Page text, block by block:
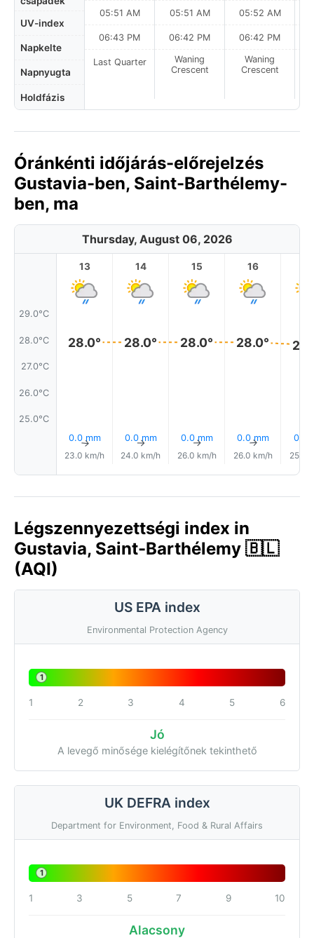
UV-index
Napkelte
Napnyugta
Holdfázis
05:51 AM
06:43 PM
Last Quarter
05:51 AM
06:42 PM
Waning
Crescent
05:52 AM
06:42 PM
Waning
Crescent
Óránkénti időjárás-előrejelzés
Gustavia-ben, Saint-Barthélemy-
ben, ma
Thursday, August 06, 2026
29.0°C
28.0°C
27.0°C
26.0°C
25.0°C
13
28.0°
0.0 mm
↑
23.0 km/h
14
28.0°
0.0 mm
↑
24.0 km/h
15
28.0°
0.0 mm
↑
26.0 km/h
16
28.0°
0.0 mm
↑
26.0 km/h
0.1
25.0
Légszennyezettségi index in
Gustavia, Saint-Barthélemy 🇧🇱
(AQI)
US EPA index
Environmental Protection Agency
1
1 2 3 4 5 6
Jó
A levegő minősége kielégítőnek tekinthető
UK DEFRA index
Department for Environment, Food & Rural Affairs
1
1 3 5 7 9 10
Alacsony